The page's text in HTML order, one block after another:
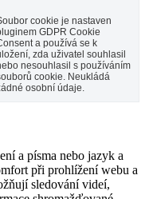
cookie je nastaven
GDPR Cookie
a používá se k
zda uživatel souhlasil
nesouhlasil s používáním
cookie. Neukládá
osobní údaje.
a písma nebo jazyk a
při prohlížení webu a
sledování videí,